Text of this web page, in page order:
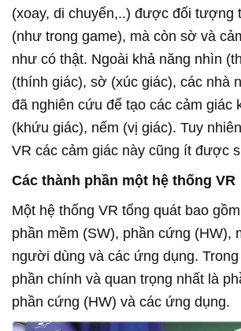
(xoay, di chuyển,..) được đối tượng
(như trong game), mà còn sờ và
như có thật. Ngoài khả năng nhìn
(thính giác), sờ (xúc giác), các nhà
đã nghiên cứu để tạo các cảm giác
(khứu giác), nếm (vị giác). Tuy
VR các cảm giác này cũng ít được
Các thành phần một hệ thống VR
Một hệ thống VR tổng quát bao
phần mềm (SW), phần cứng (HW),
người dùng và các ứng dụng.
phần chính và quan trọng nhất là
phần cứng (HW) và các ứng dụng.